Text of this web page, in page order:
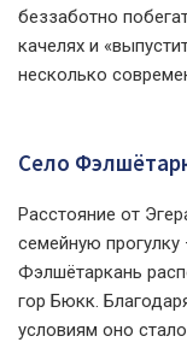
беззаботно
качелях и
несколько
Село
Расстояние от
семейную
Фэлшётаркань
гор Бюкк.
условиям оно